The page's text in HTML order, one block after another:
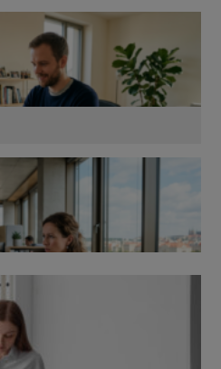
dovolené
pojišťovny – jak na ně